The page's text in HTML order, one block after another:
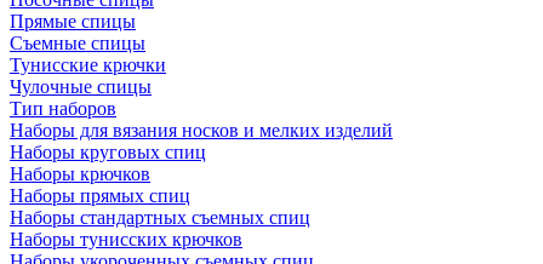
Прямые спицы
Съемные спицы
Тунисские крючки
Чулочные спицы
Тип наборов
Наборы для вязания носков и мелких изделий
Наборы круговых спиц
Наборы крючков
Наборы прямых спиц
Наборы стандартных съемных спиц
Наборы тунисских крючков